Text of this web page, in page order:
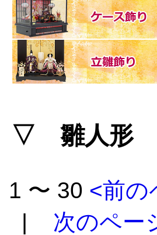
▽ 雛人形
1 〜 30 <前の
| 次のペー